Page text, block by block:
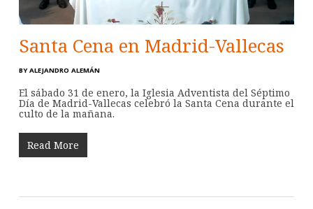
Santa Cena en Madrid-Vallecas
BY ALEJANDRO ALEMÁN
El sábado 31 de enero, la Iglesia Adventista del Séptimo
Día de Madrid-Vallecas celebró la Santa Cena durante el
culto de la mañana.
Read More